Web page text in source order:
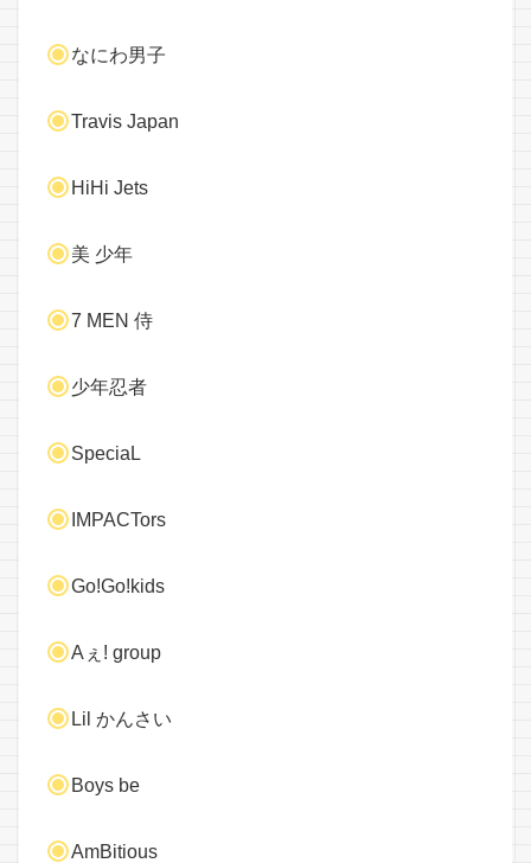
なにわ男子
Travis Japan
HiHi Jets
美 少年
7 MEN 侍
少年忍者
SpeciaL
IMPACTors
Go!Go!kids
Aぇ! group
Lil かんさい
Boys be
AmBitious